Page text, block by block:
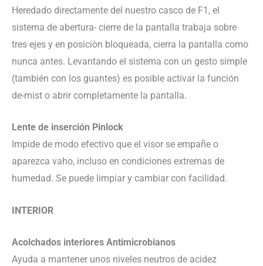
Heredado directamente del nuestro casco de F1, el
sistema de abertura- cierre de la pantalla trabaja sobre
tres ejes y en posiciòn bloqueada, cierra la pantalla como
nunca antes. Levantando el sistema con un gesto simple
(también con los guantes) es posible activar la función
de-mist o abrir completamente la pantalla.
Lente de inserción Pinlock
Impide de modo efectivo que el visor se empañe o
aparezca vaho, incluso en condiciones extremas de
humedad. Se puede limpiar y cambiar con facilidad.
INTERIOR
Acolchados interiores Antimicrobianos
Ayuda a mantener unos niveles neutros de acidez